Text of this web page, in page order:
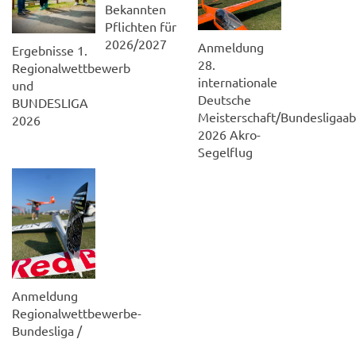
Ergebnisse 1.
Regionalwettbewerb
und
BUNDESLIGA
2026
Bekannten
Pflichten für
2026/2027
Anmeldung
28.
internationale
Deutsche
Meisterschaft/
2026 Akro-
Segelflug
Anmeldung
Regionalwettbewerbe-
Bundesliga /